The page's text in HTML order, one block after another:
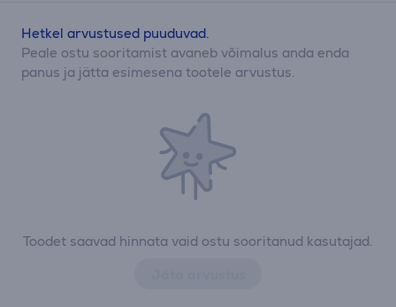
Toodet saavad hinnata vaid ostu sooritanud kasutajad.
Hetkel arvustused puuduvad.
Peale ostu sooritamist avaneb võimalus anda enda
panus ja jätta esimesena tootele arvustus.